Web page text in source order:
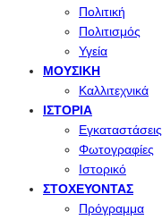
Πολιτική
Πολιτισμός
Υγεία
ΜΟΥΣΙΚΉ
Καλλιτεχνικά
ΙΣΤΟΡΊΑ
Εγκαταστάσεις
Φωτογραφίες
Ιστορικό
ΣΤΟΧΕΎΟΝΤΑΣ
Πρόγραμμα